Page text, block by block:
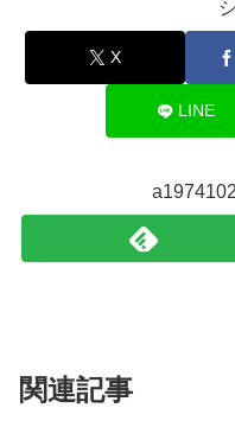
X
LINE
関連記事